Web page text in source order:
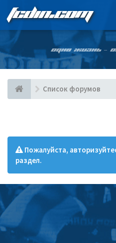
FCDIN.COM
ОДНА ЖИЗНЬ –
Список форумов
Пожалуйста,
раздел.